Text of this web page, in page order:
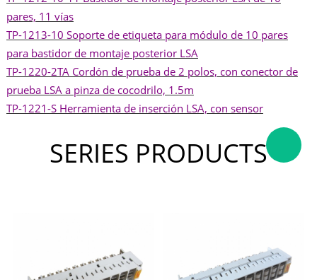
pares, 11 vías
TP-1213-10 Soporte de etiqueta para módulo de 10 pares
para bastidor de montaje posterior LSA
TP-1220-2TA Cordón de prueba de 2 polos, con conector de
prueba LSA a pinza de cocodrilo, 1.5m
TP-1221-S Herramienta de inserción LSA, con sensor
SERIES PRODUCTS